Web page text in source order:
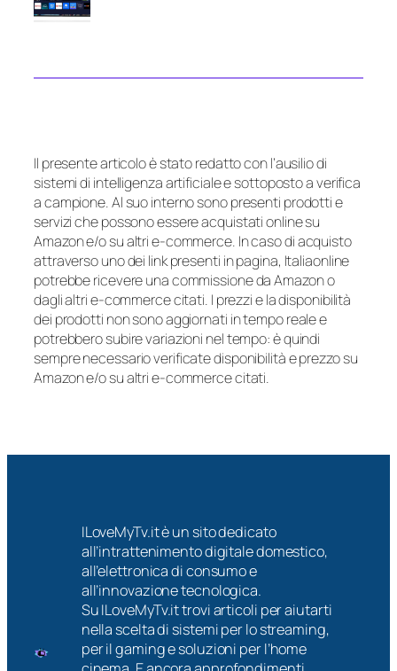
Il presente articolo è stato redatto con l’ausilio di
sistemi di intelligenza artificiale e sottoposto a verifica
a campione. Al suo interno sono presenti prodotti e
servizi che possono essere acquistati online su
Amazon e/o su altri e-commerce. In caso di acquisto
attraverso uno dei link presenti in pagina, Italiaonline
potrebbe ricevere una commissione da Amazon o
dagli altri e-commerce citati. I prezzi e la disponibilità
dei prodotti non sono aggiornati in tempo reale e
potrebbero subire variazioni nel tempo: è quindi
sempre necessario verificate disponibilità e prezzo su
Amazon e/o su altri e-commerce citati.
ILoveMyTv.it è un sito dedicato
all’intrattenimento digitale domestico,
all’elettronica di consumo e
all’innovazione tecnologica.
Su ILoveMyTv.it trovi articoli per aiutarti
nella scelta di sistemi per lo streaming,
per il gaming e soluzioni per l’home